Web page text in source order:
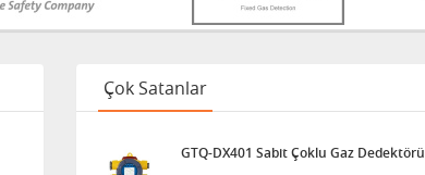
Çok Satanlar
GTQ-DX401 Sabit Çoklu Gaz Dedektörü